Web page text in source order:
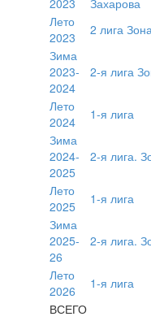
2023
Захарова
Лето
2023
2 лига
Зима
2023-
2024
2-я лига
Лето
2024
1-я лига
Зима
2024-
2025
2-я лига.
Лето
2025
1-я лига
Зима
2025-
26
2-я лига.
Лето
2026
1-я лига
ВСЕГО